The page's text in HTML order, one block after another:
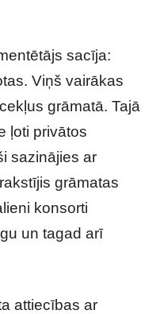
sacīja:
Viņš vairākas
grāmatā. Tajā
ļoti privātos
sazinājies ar
grāmatas
konsorti
un tagad arī
attiecības ar